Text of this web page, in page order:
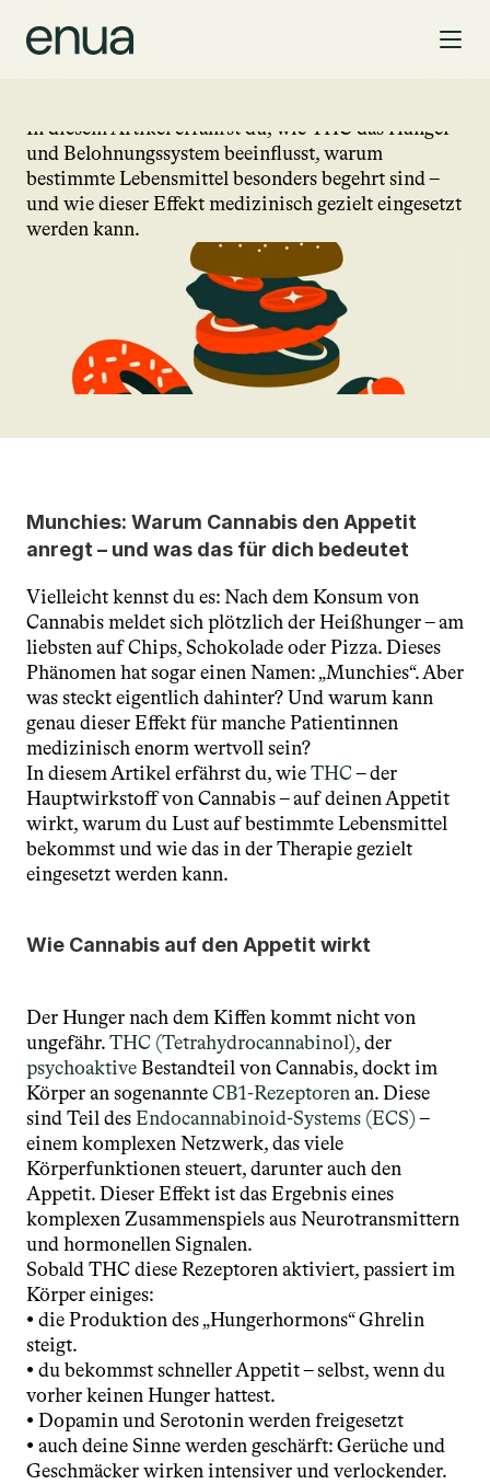
EDUCATION
Munchies: Warum Cannabis den Appetit
In diesem Artikel erfährst du, wie THC das Hunger-
und Belohnungssystem beeinflusst, warum
bestimmte Lebensmittel besonders begehrt sind –
und wie dieser Effekt medizinisch gezielt eingesetzt
werden kann.
Munchies: Warum Cannabis den Appetit
anregt – und was das für dich bedeutet
Vielleicht kennst du es: Nach dem Konsum von
Cannabis meldet sich plötzlich der Heißhunger – am
liebsten auf Chips, Schokolade oder Pizza. Dieses
Phänomen hat sogar einen Namen: „Munchies“. Aber
was steckt eigentlich dahinter? Und warum kann
genau dieser Effekt für manche Patientinnen
medizinisch enorm wertvoll sein?
In diesem Artikel erfährst du, wie THC – der
Hauptwirkstoff von Cannabis – auf deinen Appetit
wirkt, warum du Lust auf bestimmte Lebensmittel
bekommst und wie das in der Therapie gezielt
eingesetzt werden kann.
Wie Cannabis auf den Appetit wirkt
Der Hunger nach dem Kiffen kommt nicht von
ungefähr. THC (Tetrahydrocannabinol)
psychoaktive Bestandteil von Cannabis, dockt im
Körper an sogenannte CB1-Rezeptoren an. Diese
sind Teil des Endocannabinoid-Systems (ECS) –
einem komplexen Netzwerk, das viele
Körperfunktionen steuert, darunter auch den
Appetit. Dieser Effekt ist das Ergebnis eines
komplexen Zusammenspiels aus Neurotransmittern
und hormonellen Signalen.
Sobald THC diese Rezeptoren aktiviert, passiert im
Körper einiges:
• die Produktion des „Hungerhormons“ Ghrelin
steigt.
• du bekommst schneller Appetit – selbst, wenn du
vorher keinen Hunger hattest.
• Dopamin und Serotonin werden freigesetzt
• auch deine Sinne werden geschärft: Gerüche und
Geschmäcker wirken intensiver und verlockender.